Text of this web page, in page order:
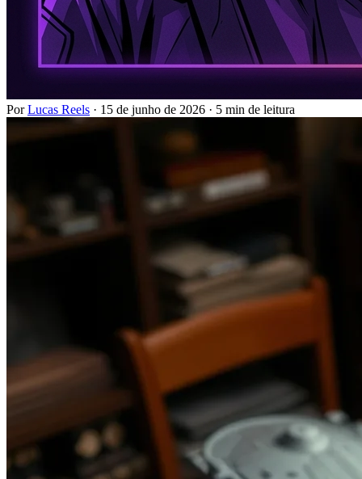
PorLucas Reels · 15 de junho de 2026 · 5 min de leitura